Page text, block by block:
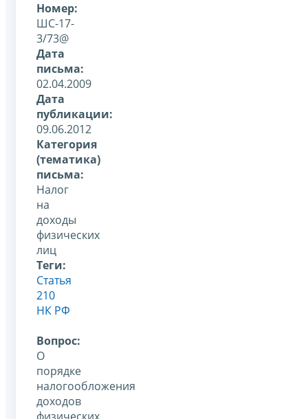
Номер:
ШС-17-
3/73@
Дата
письма:
02.04.2009
Дата
публикации:
09.06.2012
Категория
(тематика)
письма:
Налог
на
доходы
физических
лиц
Теги:
Статья
210
НК РФ
Вопрос:
О
порядке
налогообложения
доходов